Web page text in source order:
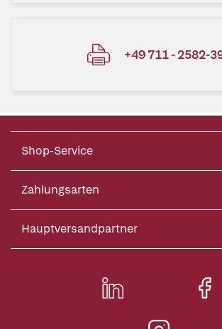
+49 711 - 2582-
Shop-Service
Zahlungsarten
Hauptversandpartner